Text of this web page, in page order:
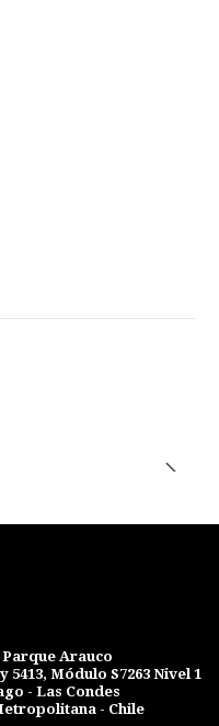
Arauco
5413, Módulo S7263 Nivel 1
- Las Condes
- Chile